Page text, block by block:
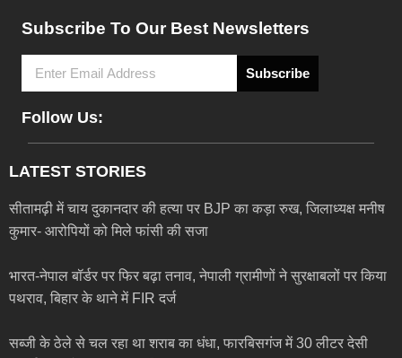
Subscribe To Our Best Newsletters
Subscribe
Follow Us:
LATEST STORIES
सीतामढ़ी में चाय दुकानदार की हत्या पर BJP का कड़ा रुख, जिलाध्यक्ष मनीष
कुमार- आरोपियों को मिले फांसी की सजा
भारत-नेपाल बॉर्डर पर फिर बढ़ा तनाव, नेपाली ग्रामीणों ने सुरक्षाबलों पर किया
पथराव, बिहार के थाने में FIR दर्ज
सब्जी के ठेले से चल रहा था शराब का धंधा, फारबिसगंज में 30 लीटर देसी